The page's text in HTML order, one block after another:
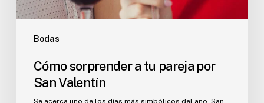
Bodas
Cómo sorprender a tu pareja por
San Valentín
Se acerca uno de los días más simbólicos del año, San